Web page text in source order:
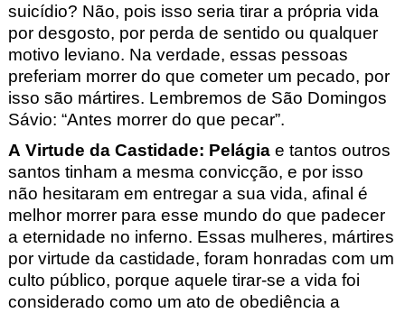
suicídio? Não, pois isso seria tirar a própria vida
por desgosto, por perda de sentido ou qualquer
motivo leviano. Na verdade, essas pessoas
preferiam morrer do que cometer um pecado, por
isso são mártires. Lembremos de São Domingos
Sávio: “Antes morrer do que pecar”.
A Virtude da Castidade: Pelágiae tantos outros
santos tinham a mesma convicção, e por isso
não hesitaram em entregar a sua vida, afinal é
melhor morrer para esse mundo do que padecer
a eternidade no inferno. Essas mulheres, mártires
por virtude da castidade, foram honradas com um
culto público, porque aquele tirar-se a vida foi
considerado como um ato de obediência a